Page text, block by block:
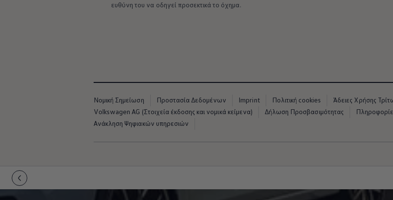
ευθύνη του να οδηγεί προσεκτικά το όχημα.
Νομική Σημείωση Προστασία Δεδομένων Imprint Πολιτική cookies Άδειες Χρήσης
Volkswagen AG (Στοιχεία έκδοσης και νομικά κείμενα)
Δήλωση Προσβασιμότητας
Ανάκληση Ψηφιακών υπηρεσιών